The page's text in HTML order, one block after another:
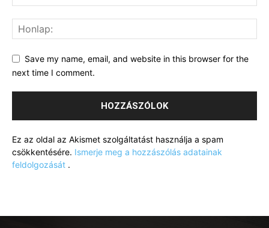
Save my name, email, and website in this browser for the
next time I comment.
Ez az oldal az Akismet szolgáltatást használja a spam
csökkentésére. Ismerje meg a hozzászólás adatainak
feldolgozását .